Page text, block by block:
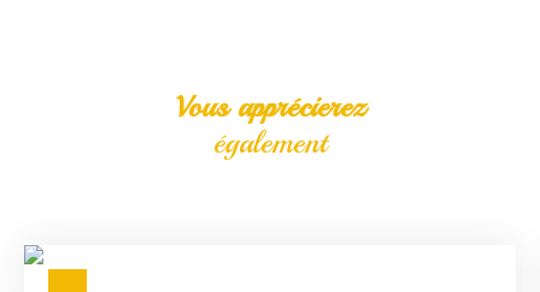
Vous apprécierez
également